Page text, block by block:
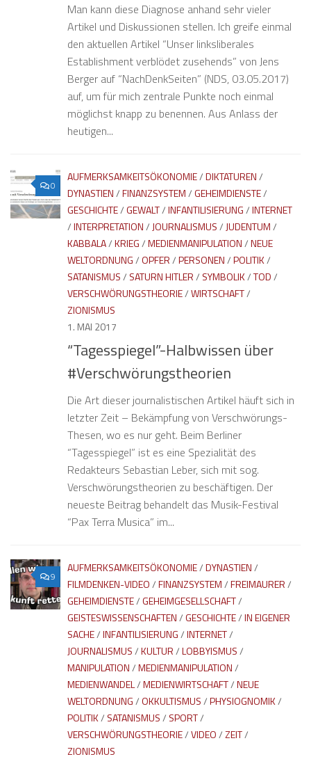
Man kann diese Diagnose anhand sehr vieler
Artikel und Diskussionen stellen. Ich greife einmal
den aktuellen Artikel “Unser linksliberales
Establishment verblödet zusehends” von Jens
Berger auf “NachDenkSeiten” (NDS, 03.05.2017)
auf, um für mich zentrale Punkte noch einmal
möglichst knapp zu benennen. Aus Anlass der
heutigen...
0
AUFMERKSAMKEITSÖKONOMIE/DIKTATUREN/
DYNASTIEN/FINANZSYSTEM/GEHEIMDIENSTE/
GESCHICHTE/GEWALT/INFANTILISIERUNG/INTERNET
/INTERPRETATION/JOURNALISMUS/JUDENTUM/
KABBALA/KRIEG/MEDIENMANIPULATION/NEUE
WELTORDNUNG/OPFER/PERSONEN/POLITIK/
SATANISMUS/ SATURN HITLER/ SYMBOLIK/TOD/
VERSCHWÖRUNGSTHEORIE/WIRTSCHAFT/
ZIONISMUS
1. MAI 2017
“Tagesspiegel”-Halbwissen über
#Verschwörungstheorien
Die Art dieser journalistischen Artikel häuft sich in
letzter Zeit – Bekämpfung von Verschwörungs-
Thesen, wo es nur geht. Beim Berliner
“Tagesspiegel” ist es eine Spezialität des
Redakteurs Sebastian Leber, sich mit sog.
Verschwörungstheorien zu beschäftigen. Der
neueste Beitrag behandelt das Musik-Festival
“Pax Terra Musica” im...
9
AUFMERKSAMKEITSÖKONOMIE/DYNASTIEN/
FILMDENKEN-VIDEO/FINANZSYSTEM/FREIMAURER/
GEHEIMDIENSTE/GEHEIMGESELLSCHAFT/
GEISTESWISSENSCHAFTEN/GESCHICHTE/IN EIGENER
SACHE/INFANTILISIERUNG/INTERNET/
JOURNALISMUS/KULTUR/LOBBYISMUS/
MANIPULATION/MEDIENMANIPULATION/
MEDIENWANDEL/MEDIENWIRTSCHAFT/NEUE
WELTORDNUNG/OKKULTISMUS/PHYSIOGNOMIK/
POLITIK/ SATANISMUS/ SPORT/
VERSCHWÖRUNGSTHEORIE/VIDEO/ZEIT/
ZIONISMUS